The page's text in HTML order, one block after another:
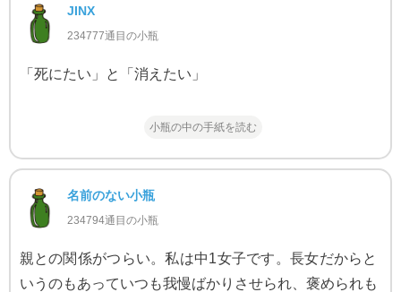
JINX
234777通目の小瓶
「死にたい」と「消えたい」
小瓶の中の手紙を読む
名前のない小瓶
234794通目の小瓶
親との関係がつらい。私は中1女子です。長女だからと
いうのもあっていつも我慢ばかりさせられ、褒められも